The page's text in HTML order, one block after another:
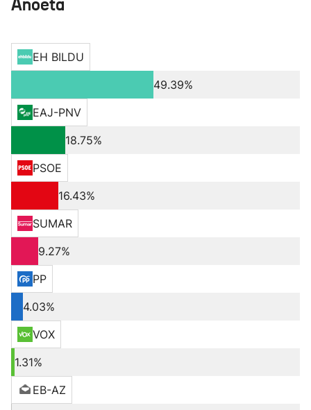
Anoeta
EH BILDU
49.39%
EAJ-PNV
18.75%
PSOE
16.43%
SUMAR
9.27%
PP
4.03%
VOX
1.31%
EB-AZ